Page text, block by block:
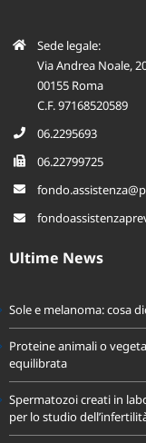
Sede legale:
Via Andrea Noale,
00155 Roma
C.F. 97168520589
06.2295693
06.22799725
Ultime News
Sole e melanoma: cosa
Proteine animali o
equilibrata
Spermatozoi creati in
per lo studio